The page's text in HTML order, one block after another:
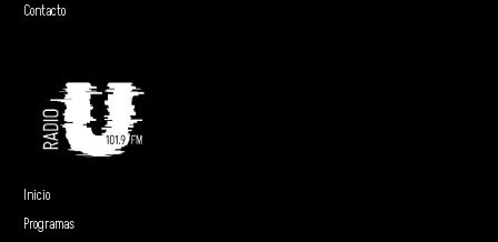
Contacto
Inicio
Programas